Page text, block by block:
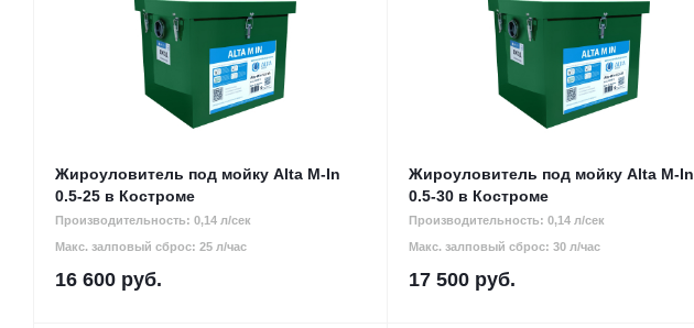
Жироуловитель под мойку Alta M-In
0.5-25 в Костроме
Производительность: 0,14 л/сек
Макс. залповый сброс: 25 л/час
16 600 руб.
Жироуловитель под мойку Alta M-In
0.5-30 в Костроме
Производительность: 0,14 л/сек
Макс. залповый сброс: 30 л/час
17 500 руб.